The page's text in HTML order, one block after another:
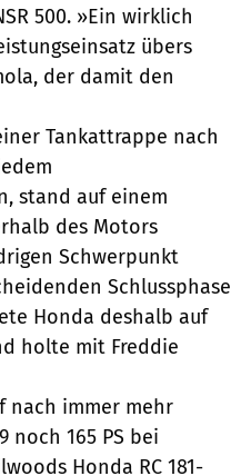
500. »Ein wirklich
übers
der damit den
Tankattrappe nach
stand auf einem
des Motors
Schwerpunkt
Schlussphase
Honda deshalb auf
holte mit Freddie
nach immer mehr
noch 165 PS bei
Honda RC 181-